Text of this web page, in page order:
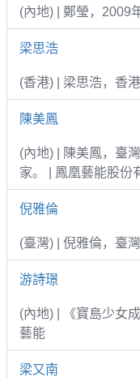
(內地) | 鄭瑩，2009
梁思浩
(香港) | 梁思浩，香
陳美鳳
(內地) | 陳美鳳，臺
家。 | 鳳凰藝能股份
倪雅倫
(臺灣) | 倪雅倫，臺
游詩璟
(內地) | 《寶島少女
藝能
梁又南